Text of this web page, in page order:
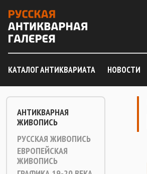
КАТАЛОГ АНТИКВАРИАТА НОВОСТИ
АНТИКВАРНАЯ
ЖИВОПИСЬ
РУССКАЯ ЖИВОПИСЬ
ЕВРОПЕЙСКАЯ
ЖИВОПИСЬ